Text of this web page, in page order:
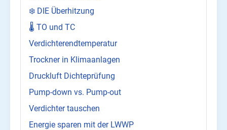
❄️ DIE Überhitzung
🌡️ TO und TC
Verdichterendtemperatur
Trockner in Klimaanlagen
Druckluft Dichteprüfung
Pump-down vs. Pump-out
Verdichter tauschen
Energie sparen mit der LWWP